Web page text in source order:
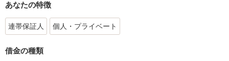
あなたの特徴
連帯保証人 個人・プライベート
借金の種類